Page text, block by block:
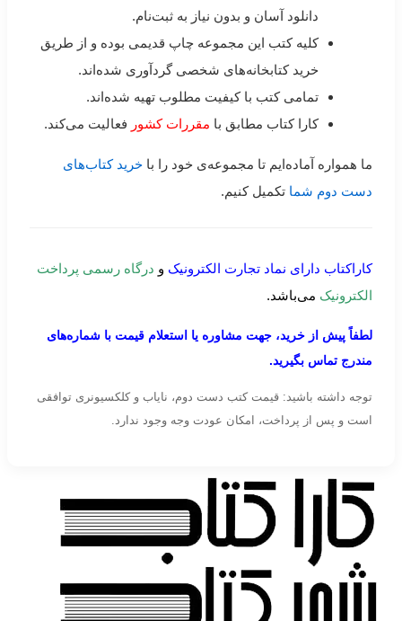
دانلود آسان و بدون نیاز به ثبت‌نام.
کلیه کتب این مجموعه چاپ قدیمی بوده و از طریق
خرید کتابخانه‌های شخصی گردآوری شده‌اند.
تمامی کتب با کیفیت مطلوب تهیه شده‌اند.
کارا کتاب مطابق با مقررات کشور فعالیت می‌کند.
ما همواره آماده‌ایم تا مجموعه‌ی خود را با خرید کتاب‌های
دست دوم شما تکمیل کنیم.
کاراکتاب دارای نماد تجارت الکترونیک و درگاه رسمی پرداخت
الکترونیک می‌باشد.
لطفاً پیش از خرید، جهت مشاوره یا استعلام قیمت با شماره‌های
مندرج تماس بگیرید.
توجه داشته باشید: قیمت کتب دست دوم، نایاب و کلکسیونری توافقی
است و پس از پرداخت، امکان عودت وجه وجود ندارد.